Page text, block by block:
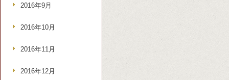
2016年9月
2016年10月
2016年11月
2016年12月